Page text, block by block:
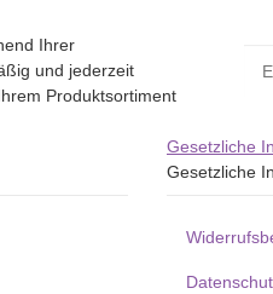
Ihrer
und jederzeit
Produktsortiment
Gesetzliche
Gesetzliche